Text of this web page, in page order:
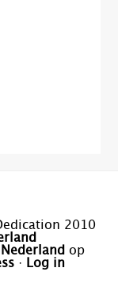
2010
op
· Log in